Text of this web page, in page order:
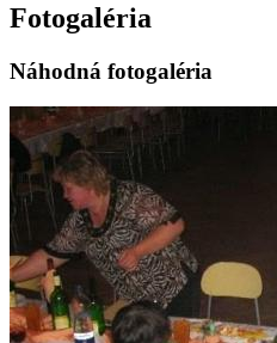
Fotogaléria
Náhodná fotogaléria